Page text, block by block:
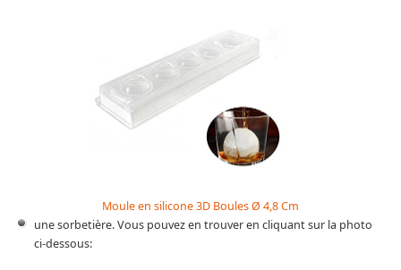
Moule en silicone 3D Boules Ø 4,8 Cm
une sorbetière. Vous pouvez en trouver en cliquant sur la photo
ci-dessous: